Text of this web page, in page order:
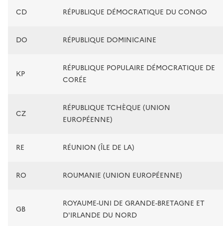
CD RÉPUBLIQUE DÉMOCRATIQUE DU CONGO
DO RÉPUBLIQUE DOMINICAINE
KP
RÉPUBLIQUE POPULAIRE DÉMOCRATIQUE DE
CORÉE
CZ
RÉPUBLIQUE TCHÈQUE (UNION
EUROPÉENNE)
RE RÉUNION (ÎLE DE LA)
RO ROUMANIE (UNION EUROPÉENNE)
GB
ROYAUME-UNI DE GRANDE-BRETAGNE ET
D'IRLANDE DU NORD